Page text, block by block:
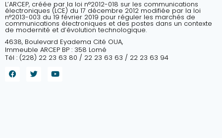
L’ARCEP, créée par la loi n°2012-018 sur les communications
électroniques (LCE) du 17 décembre 2012 modifiée par la loi
n°2013-003 du 19 février 2019 pour réguler les marchés de
communications électroniques et des postes dans un contexte
de modernité et d’évolution technologique.
4638, Boulevard Eyadema Cité OUA,
Immeuble ARCEP BP : 358 Lomé
Tél : (228) 22 23 63 80 / 22 23 63 63 / 22 23 63 94